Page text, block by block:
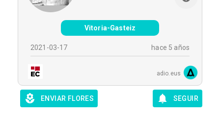
Vitoria-Gasteiz
2021-03-17 hace 5 años
adio.eus
ENVIAR FLORES SEGUIR